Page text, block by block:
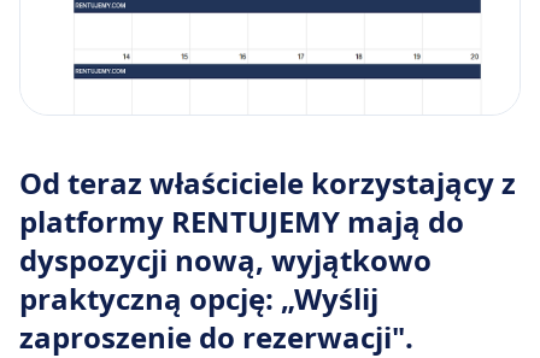
Od teraz właściciele korzystający z
platformy RENTUJEMY mają do
dyspozycji nową, wyjątkowo
praktyczną opcję: „Wyślij
zaproszenie do rezerwacji".